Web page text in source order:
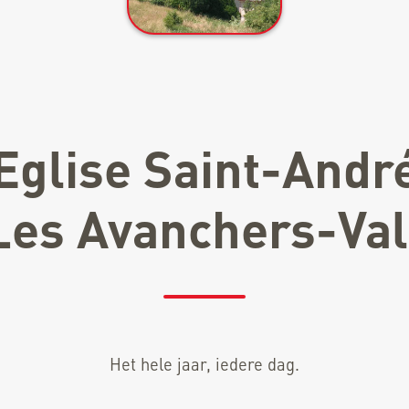
Saint-
Avanchers-
Het hele jaar, iedere dag.